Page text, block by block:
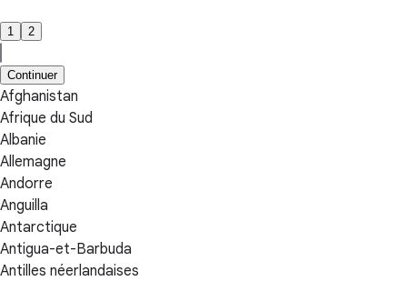
1 2
Continuer
Afghanistan
Afrique du Sud
Albanie
Allemagne
Andorre
Anguilla
Antarctique
Antigua-et-Barbuda
Antilles néerlandaises